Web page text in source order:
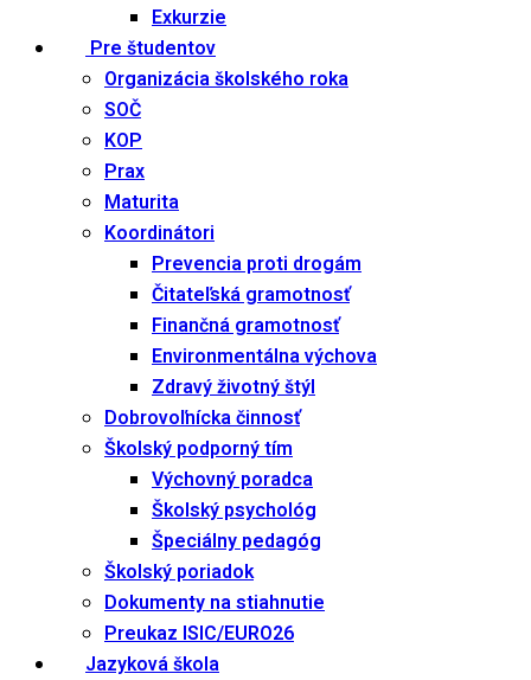
Exkurzie
Pre študentov
Organizácia školského roka
SOČ
KOP
Prax
Maturita
Koordinátori
Prevencia proti drogám
Čitateľská gramotnosť
Finančná gramotnosť
Environmentálna výchova
Zdravý životný štýl
Dobrovoľnícka činnosť
Školský podporný tím
Výchovný poradca
Školský psychológ
Špeciálny pedagóg
Školský poriadok
Dokumenty na stiahnutie
Preukaz ISIC/EURO26
Jazyková škola